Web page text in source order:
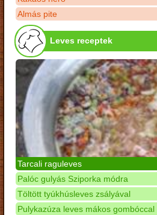
Almás pite
Leves receptek
Tarcali raguleves
Palóc gulyás Sziporka módra
Töltött tyúkhúsleves zsályával
Pulykazúza leves mákos gombóccal